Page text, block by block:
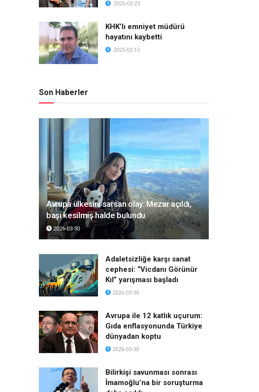
2025-02-23
KHK’lı emniyet müdürü
hayatını kaybetti
2025-02-10
Son Haberler
Avrupa ülkesini sarsan olay: Mezar açıldı,
başı kesilmiş halde bulundu
2026-03-30
Adaletsizliğe karşı sanat
cephesi: “Vicdanı Görünür
Kıl” yarışması başladı
2026-03-30
Avrupa ile 12 katlık uçurum:
Gıda enflasyonunda Türkiye
dünyadan koptu
2026-03-30
Bilirkişi savunması sonrası
İmamoğlu’na bir soruşturma